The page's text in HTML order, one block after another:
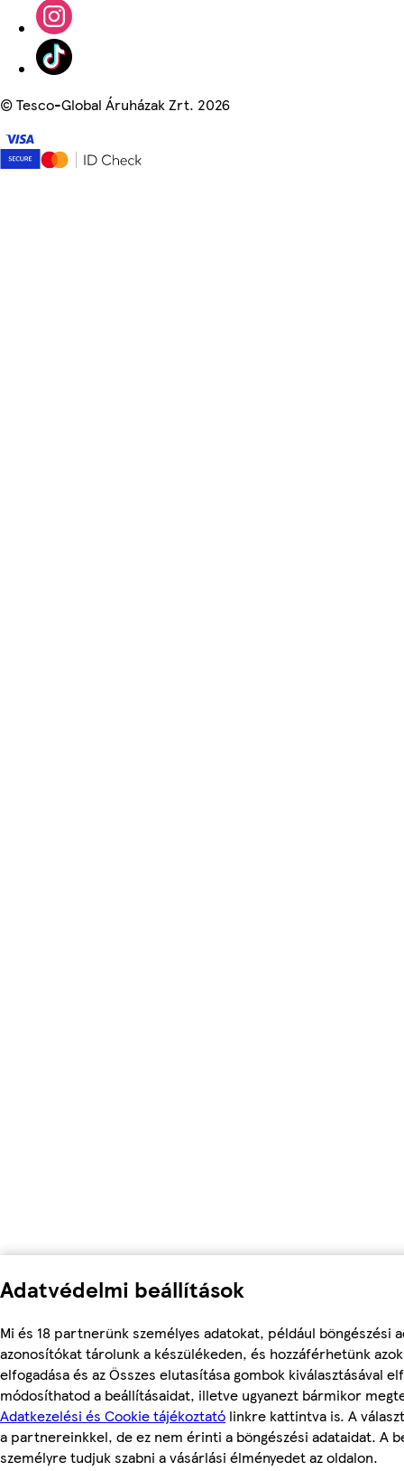
Adatvédelmi beállítások
Mi és 18 partnerünk személyes adatokat, például böngészési
azonosítókat tárolunk a készülékeden, és hozzáférhetünk
elfogadása és az Összes elutasítása gombok kiválasztásával
módosíthatod a beállításaidat, illetve ugyanezt bármikor
Adatkezelési és Cookie tájékoztató linkre kattintva is. A
a partnereinkkel, de ez nem érinti a böngészési adataidat. A
személyre tudjuk szabni a vásárlási élményedet az oldalon.
©Tesco-Global Áruházak Zrt. 2026